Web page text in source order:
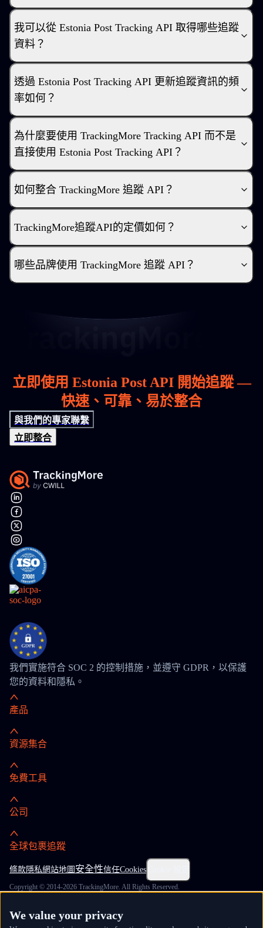
我可以從 Estonia Post Tracking API 取得哪些追蹤
資料？
透過 Estonia Post Tracking API 更新追蹤資訊的頻
率如何？
為什麼要使用 TrackingMore Tracking API 而不是
直接使用 Estonia Post Tracking API？
如何整合 TrackingMore 追蹤 API？
TrackingMore追蹤API的定價如何？
哪些品牌使用 TrackingMore 追蹤 API？
立即使用 Estonia Post API 開始追蹤 —
快速、可靠、易於整合
與我們的專家聯繫
立即整合
我們實施符合 SOC 2 的控制措施，並遵守 GDPR，以保護
您的資料和隱私。
產品
資源集合
免費工具
公司
全球包裹追蹤
條款隱私網站地圖 安全性信任Cookies
Copyright © 2014-2026 TrackingMore. All Rights Reserved.
We value your privacy